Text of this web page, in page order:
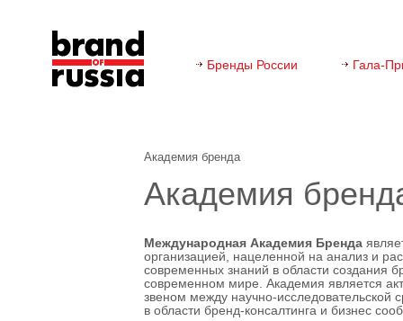
Бренды России Гала-
Академия бренда
Академия
Международная Академия Бренда
организацией, нацеленной на анализ и
современных знаний в области создания
современном мире. Академия является
звеном между научно-исследовательской
в области бренд-консалтинга и бизнес